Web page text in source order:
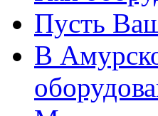
Пусть
В